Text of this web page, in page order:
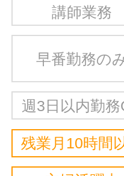
講師業務
早番勤務の
週3日以内勤務
残業月10時間